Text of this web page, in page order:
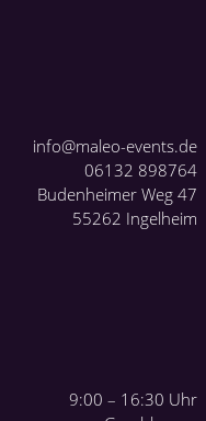
info@maleo-events.de
06132 898764
Budenheimer Weg 47
55262 Ingelheim
9:00 – 16:30 Uhr